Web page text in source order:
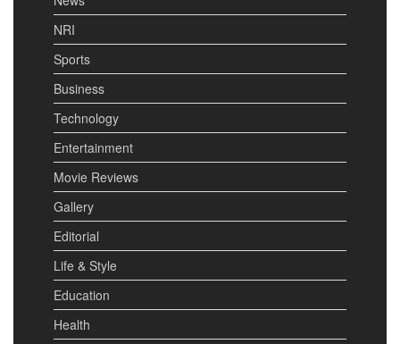
NRI
Sports
Business
Technology
Entertainment
Movie Reviews
Gallery
Editorial
Life & Style
Education
Health